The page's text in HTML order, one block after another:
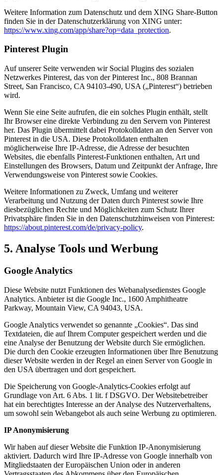
Weitere Information zum Datenschutz und dem XING Share-Button
finden Sie in der Datenschutzerklärung von XING unter:
https://www.xing.com/app/share?op=data_protection.
Pinterest Plugin
Auf unserer Seite verwenden wir Social Plugins des sozialen
Netzwerkes Pinterest, das von der Pinterest Inc., 808 Brannan
Street, San Francisco, CA 94103-490, USA („Pinterest“) betrieben
wird.
Wenn Sie eine Seite aufrufen, die ein solches Plugin enthält, stellt
Ihr Browser eine direkte Verbindung zu den Servern von Pinterest
her. Das Plugin übermittelt dabei Protokolldaten an den Server von
Pinterest in die USA. Diese Protokolldaten enthalten
möglicherweise Ihre IP-Adresse, die Adresse der besuchten
Websites, die ebenfalls Pinterest-Funktionen enthalten, Art und
Einstellungen des Browsers, Datum und Zeitpunkt der Anfrage, Ihre
Verwendungsweise von Pinterest sowie Cookies.
Weitere Informationen zu Zweck, Umfang und weiterer
Verarbeitung und Nutzung der Daten durch Pinterest sowie Ihre
diesbezüglichen Rechte und Möglichkeiten zum Schutz Ihrer
Privatsphäre finden Sie in den Datenschutzhinweisen von Pinterest:
https://about.pinterest.com/de/privacy-policy.
5. Analyse Tools und Werbung
Google Analytics
Diese Website nutzt Funktionen des Webanalysedienstes Google
Analytics. Anbieter ist die Google Inc., 1600 Amphitheatre
Parkway, Mountain View, CA 94043, USA.
Google Analytics verwendet so genannte „Cookies“. Das sind
Textdateien, die auf Ihrem Computer gespeichert werden und die
eine Analyse der Benutzung der Website durch Sie ermöglichen.
Die durch den Cookie erzeugten Informationen über Ihre Benutzung
dieser Website werden in der Regel an einen Server von Google in
den USA übertragen und dort gespeichert.
Die Speicherung von Google-Analytics-Cookies erfolgt auf
Grundlage von Art. 6 Abs. 1 lit. f DSGVO. Der Websitebetreiber
hat ein berechtigtes Interesse an der Analyse des Nutzerverhaltens,
um sowohl sein Webangebot als auch seine Werbung zu optimieren.
IP Anonymisierung
Wir haben auf dieser Website die Funktion IP-Anonymisierung
aktiviert. Dadurch wird Ihre IP-Adresse von Google innerhalb von
Mitgliedstaaten der Europäischen Union oder in anderen